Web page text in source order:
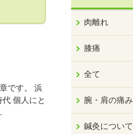
です。 浜
個人にと
肉離れ
膝痛
全て
腕・肩の痛み
鍼灸について